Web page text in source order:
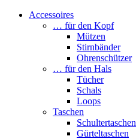
Accessoires
… für den Kopf
Mützen
Stirnbänder
Ohrenschützer
… für den Hals
Tücher
Schals
Loops
Taschen
Schultertaschen
Gürteltaschen